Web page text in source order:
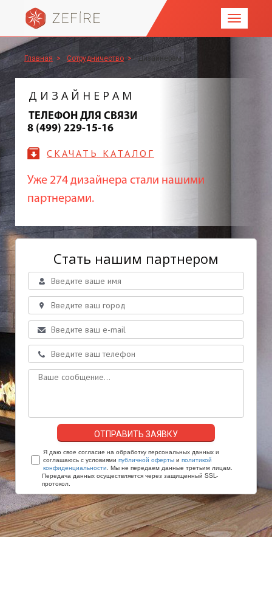
Главная > Сотрудничество > Дизайнерам
ДИЗАЙНЕРАМ
ТЕЛЕФОН ДЛЯ СВЯЗИ
8 (499) 229-15-16
СКАЧАТЬ КАТАЛОГ
Уже 274 дизайнера стали нашими
партнерами.
Стать нашим партнером
Я даю свое согласие на обработку персональных данных и
соглашаюсь с условиями публичной офертыи политикой
конфиденциальности. Мы не передаем данные третьим лицам.
Передача данных осуществляется через защищенный SSL-
протокол.